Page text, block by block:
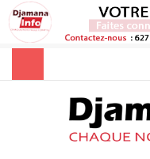
Rechercher